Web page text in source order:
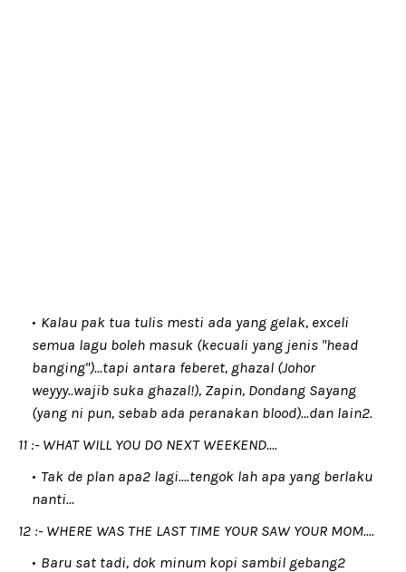
Kalau pak tua tulis mesti ada yang gelak, exceli
semua lagu boleh masuk (kecuali yang jenis "head
banging")...tapi antara feberet, ghazal (Johor
weyyy..wajib suka ghazal!), Zapin, Dondang Sayang
(yang ni pun, sebab ada peranakan blood)...dan lain2.
11 :- WHAT WILL YOU DO NEXT WEEKEND....
Tak de plan apa2 lagi....tengok lah apa yang berlaku
nanti...
12 :- WHERE WAS THE LAST TIME YOUR SAW YOUR MOM....
Baru sat tadi, dok minum kopi sambil gebang2